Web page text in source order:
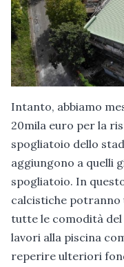
Intanto, abbiamo
20mila euro per la
spogliatoio dello
aggiungono a quelli
spogliatoio. In
calcistiche potranno
tutte le comodità
lavori alla piscina
reperire ulteriori